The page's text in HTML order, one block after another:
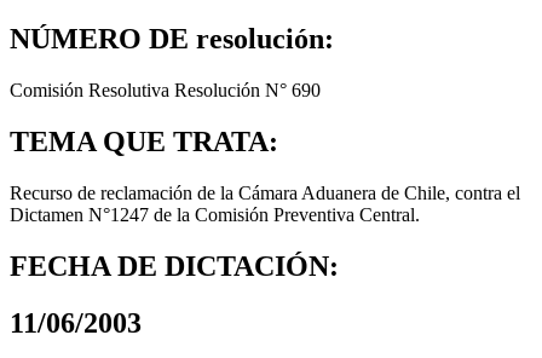
NÚMERO DE resolución:
Comisión Resolutiva Resolución N° 690
TEMA QUE TRATA:
Recurso de reclamación de la Cámara Aduanera de Chile, contra el
Dictamen N°1247 de la Comisión Preventiva Central.
FECHA DE DICTACIÓN:
11/06/2003